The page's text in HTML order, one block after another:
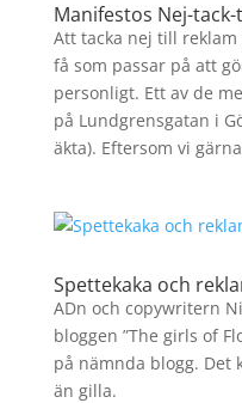
Manifestos Nej-
Att tacka nej till
få som passar på att
personligt. Ett av de
på Lundgrensgatan i
äkta). Eftersom vi
Spettekaka och
ADn och copywritern
bloggen ”The girls of
på nämnda blogg. Det
än gilla.